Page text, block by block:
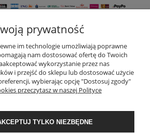
KONTAKT
MOJE KONTO
prywatność
im technologie umożliwiają poprawne
nam dostosować ofertę do Twoich
wykorzystanie przez nas
i przejść do sklepu lub dostosować użycie
wybierając opcję "Dostosuj zgody"
przeczytasz w naszej Polityce
TYLKO NIEZBĘDNE